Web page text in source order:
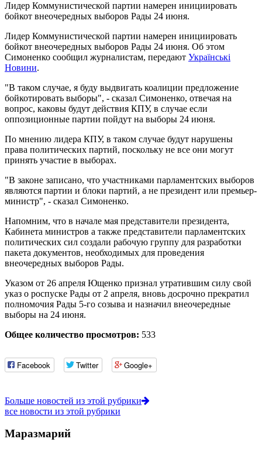
Лидер Коммунистической партии намерен инициировать
бойкот внеочередных выборов Рады 24 июня.
Лидер Коммунистической партии намерен инициировать
бойкот внеочередных выборов Рады 24 июня. Об этом
Симоненко сообщил журналистам, передают Українські
Новини.
"В таком случае, я буду выдвигать коалиции предложение
бойкотировать выборы", - сказал Симоненко, отвечая на
вопрос, каковы будут действия КПУ, в случае если
оппозиционные партии пойдут на выборы 24 июня.
По мнению лидера КПУ, в таком случае будут нарушены
права политических партий, поскольку не все они могут
принять участие в выборах.
"В законе записано, что участниками парламентских выборов
являются партии и блоки партий, а не президент или премьер-
министр", - сказал Симоненко.
Напомним, что в начале мая представители президента,
Кабинета министров а также представители парламентских
политических сил создали рабочую группу для разработки
пакета документов, необходимых для проведения
внеочередных выборов Рады.
Указом от 26 апреля Ющенко признал утратившим силу свой
указ о роспуске Рады от 2 апреля, вновь досрочно прекратил
полномочия Рады 5-го созыва и назначил внеочередные
выборы на 24 июня.
Общее количество просмотров: 533
Facebook Twitter Google+
Больше новостей из этой рубрики
все новости из этой рубрики
Маразмарий